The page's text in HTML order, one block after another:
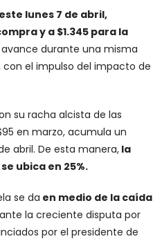
lunes 7 de abril,
y a $1.345 para la
durante una misma
con el impulso del impacto de
su racha alcista de las
en marzo, acumula un
abril. De esta manera,la
ubica en 25%.
se da en medio de la caída
ante la creciente disputa por
por el presidente de